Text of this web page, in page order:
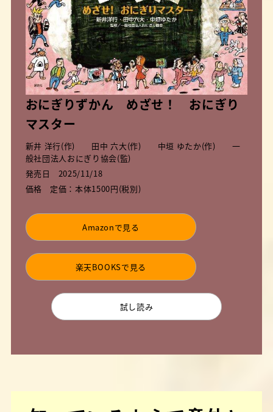
おにぎりずかん めざせ！ おにぎり
マスター
新井 洋行(作) 田中 六大(作) 中垣 ゆたか(作) 一
般社団法人おにぎり協会(監)
発売日
2025/11/18
価格
定価：本体1500円(税別)
Amazonで見る
楽天BOOKSで見る
試し読み